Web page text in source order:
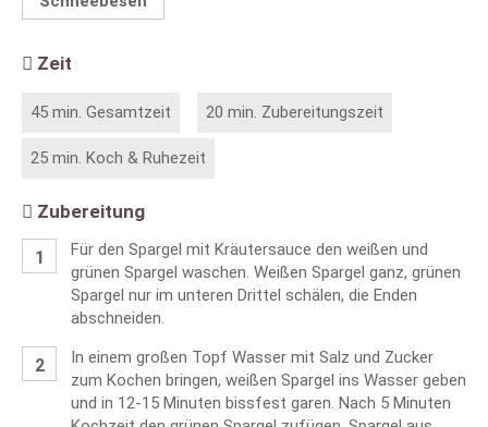
Zeit
45 min. Gesamtzeit 20 min. Zubereitungszeit
25 min. Koch & Ruhezeit
Zubereitung
Für den Spargel mit Kräutersauce den weißen und
grünen Spargel waschen. Weißen Spargel ganz, grünen
Spargel nur im unteren Drittel schälen, die Enden
abschneiden.
In einem großen Topf Wasser mit Salz und Zucker
zum Kochen bringen, weißen Spargel ins Wasser geben
und in 12-15 Minuten bissfest garen. Nach 5 Minuten